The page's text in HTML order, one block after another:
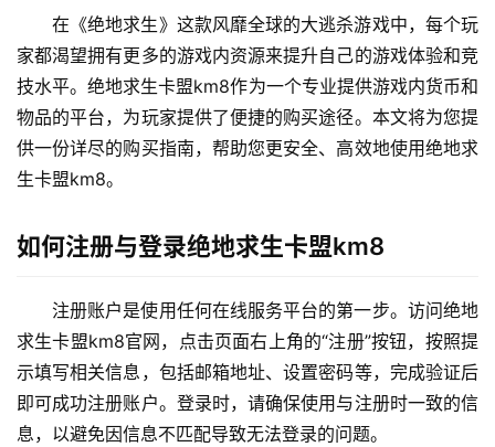
在《绝地求生》这款风靡全球的大逃杀游戏中，每个玩
家都渴望拥有更多的游戏内资源来提升自己的游戏体验和竞
技水平。绝地求生卡盟km8作为一个专业提供游戏内货币和
物品的平台，为玩家提供了便捷的购买途径。本文将为您提
供一份详尽的购买指南，帮助您更安全、高效地使用绝地求
生卡盟km8。
如何注册与登录绝地求生卡盟km8
注册账户是使用任何在线服务平台的第一步。访问绝地
求生卡盟km8官网，点击页面右上角的“注册”按钮，按照提
示填写相关信息，包括邮箱地址、设置密码等，完成验证后
即可成功注册账户。登录时，请确保使用与注册时一致的信
息，以避免因信息不匹配导致无法登录的问题。